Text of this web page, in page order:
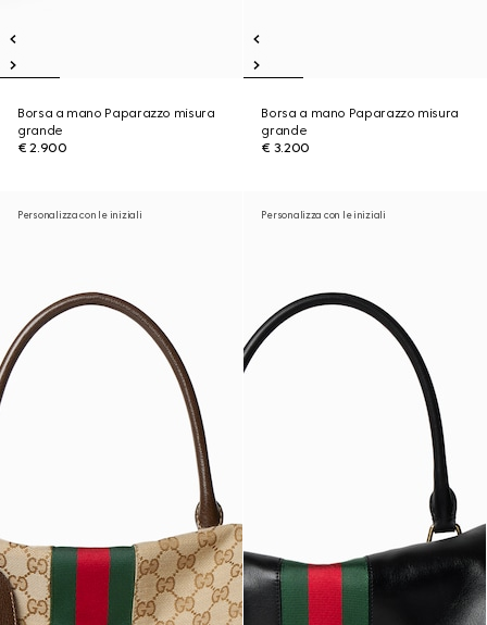
Borsa a mano Paparazzo misura
grande
€ 2.900
Borsa a mano Paparazzo misura
grande
€ 3.200
Personalizza con le iniziali Personalizza con le iniziali